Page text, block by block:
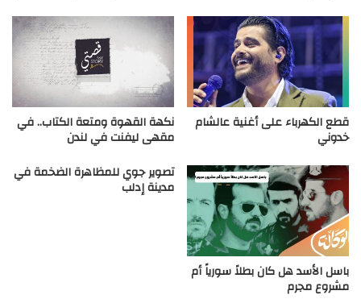
قطع الكهرباء على أغنية عالشام
خدوني
نكهة القهوة ومتعة الكتاب.. في
مقهى ليفنت في لندن
باسل الأسد هل كان بطلاً سورياً أم
مشروع مجرم
تصوير جوي للمظاهرة الضخمة في
مدينة إدلب